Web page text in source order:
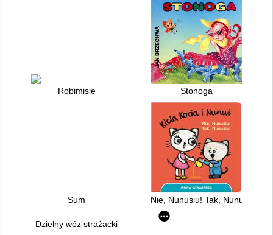
Robimisie Stonoga
Sum Nie, Nunusiu! Tak, Nunusiu!
Dzielny wóz strażacki